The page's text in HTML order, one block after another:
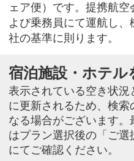
ェア便）です。提携航空
よび乗務員にて運航し
社の基準に則ります。
宿泊施設・ホテ
表示されている空き状況
に更新されるため、検
なる場合がございます
はプラン選択後の「ご
にてご確認ください。